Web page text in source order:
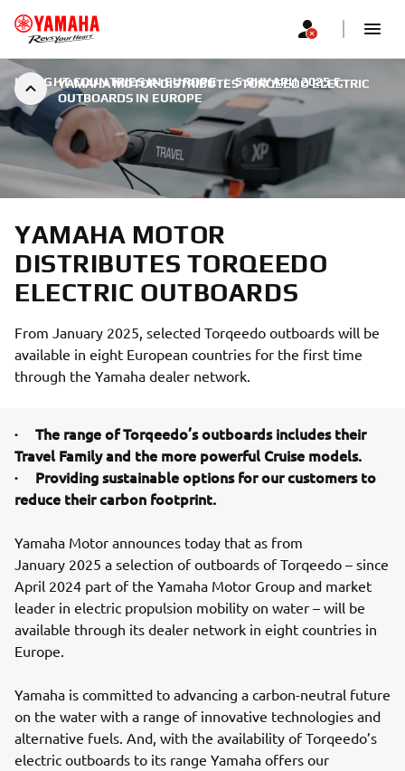
YAMAHA MOTOR DISTRIBUTES TORQEEDO ELECTRIC
OUTBOARDS IN EUROPE
IN EIGHT COUNTRIES IN EUROPE | 5 ЯНУАРИ 2025 Г.
YAMAHA MOTOR
DISTRIBUTES TORQEEDO
ELECTRIC OUTBOARDS
From January 2025, selected Torqeedo outboards will be
available in eight European countries for the first time
through the Yamaha dealer network.
· The range of Torqeedo’s outboards includes their
Travel Family and the more powerful Cruise models.
· Providing sustainable options for our customers to
reduce their carbon footprint.
Yamaha Motor announces today that as from
January 2025 a selection of outboards of Torqeedo – since
April 2024 part of the Yamaha Motor Group and market
leader in electric propulsion mobility on water – will be
available through its dealer network in eight countries in
Europe.
Yamaha is committed to advancing a carbon-neutral future
on the water with a range of innovative technologies and
alternative fuels. And, with the availability of Torqeedo’s
electric outboards to its range Yamaha offers our